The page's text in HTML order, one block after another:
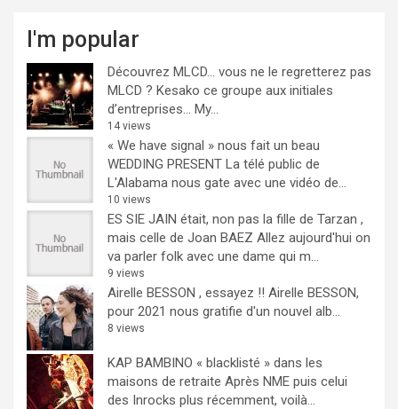
I'm popular
Découvrez MLCD… vous ne le regretterez pas
MLCD ? Kesako ce groupe aux initiales
d’entreprises… My...
14 views
« We have signal » nous fait un beau
WEDDING PRESENT La télé public de
L'Alabama nous gate avec une vidéo de...
10 views
ES SIE JAIN était, non pas la fille de Tarzan ,
mais celle de Joan BAEZ Allez aujourd'hui on
va parler folk avec une dame qui m...
9 views
Airelle BESSON , essayez !! Airelle BESSON,
pour 2021 nous gratifie d'un nouvel alb...
8 views
KAP BAMBINO « blacklisté » dans les
maisons de retraite Après NME puis celui
des Inrocks plus récemment, voilà...